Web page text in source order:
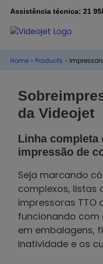
Assistência técnica: 21
Home › Products ›
da Videojet
Linha
impressão de
Seja marcando
complexos, listas
impressoras TTO
funcionando com
em embalagens,
inatividade e os